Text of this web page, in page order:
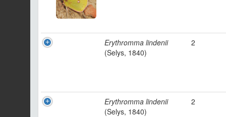
Erythromma lindenii
(Selys, 1840)
2
Erythromma lindenii
(Selys, 1840)
2